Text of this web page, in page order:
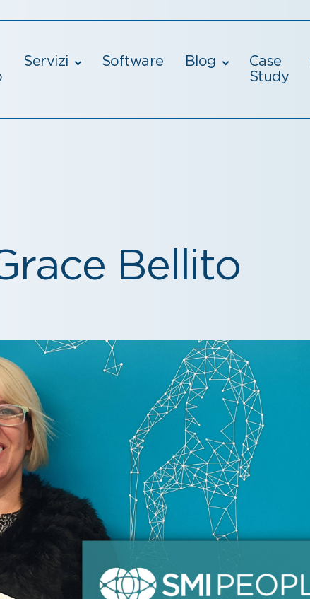
Servizi Software Blog
Case
Study
Bellito